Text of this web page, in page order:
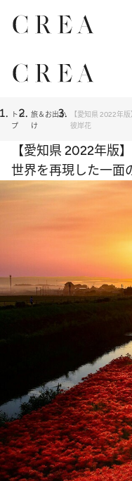
トッ
プ
旅＆お出か
け
【愛知県 2022年
彼岸花
【愛知県 2022年版】 秋の絶景・風物詩6選 童話の
世界を再現した一面